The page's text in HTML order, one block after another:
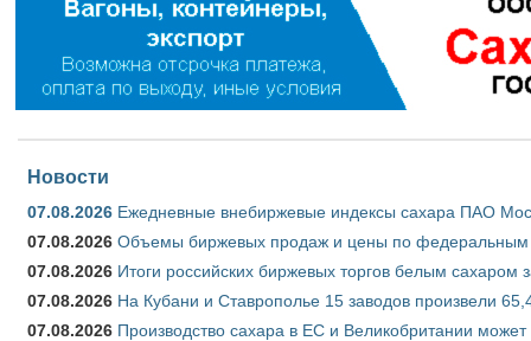
Новости
07.08.2026 Ежедневные внебиржевые индексы сахара ПАО
07.08.2026 Объемы биржевых продаж и цены по федеральным
07.08.2026 Итоги российских биржевых торгов белым сахаром
07.08.2026 На Кубани и Ставрополье 15 заводов произвели
07.08.2026 Производство сахара в ЕС и Великобритании